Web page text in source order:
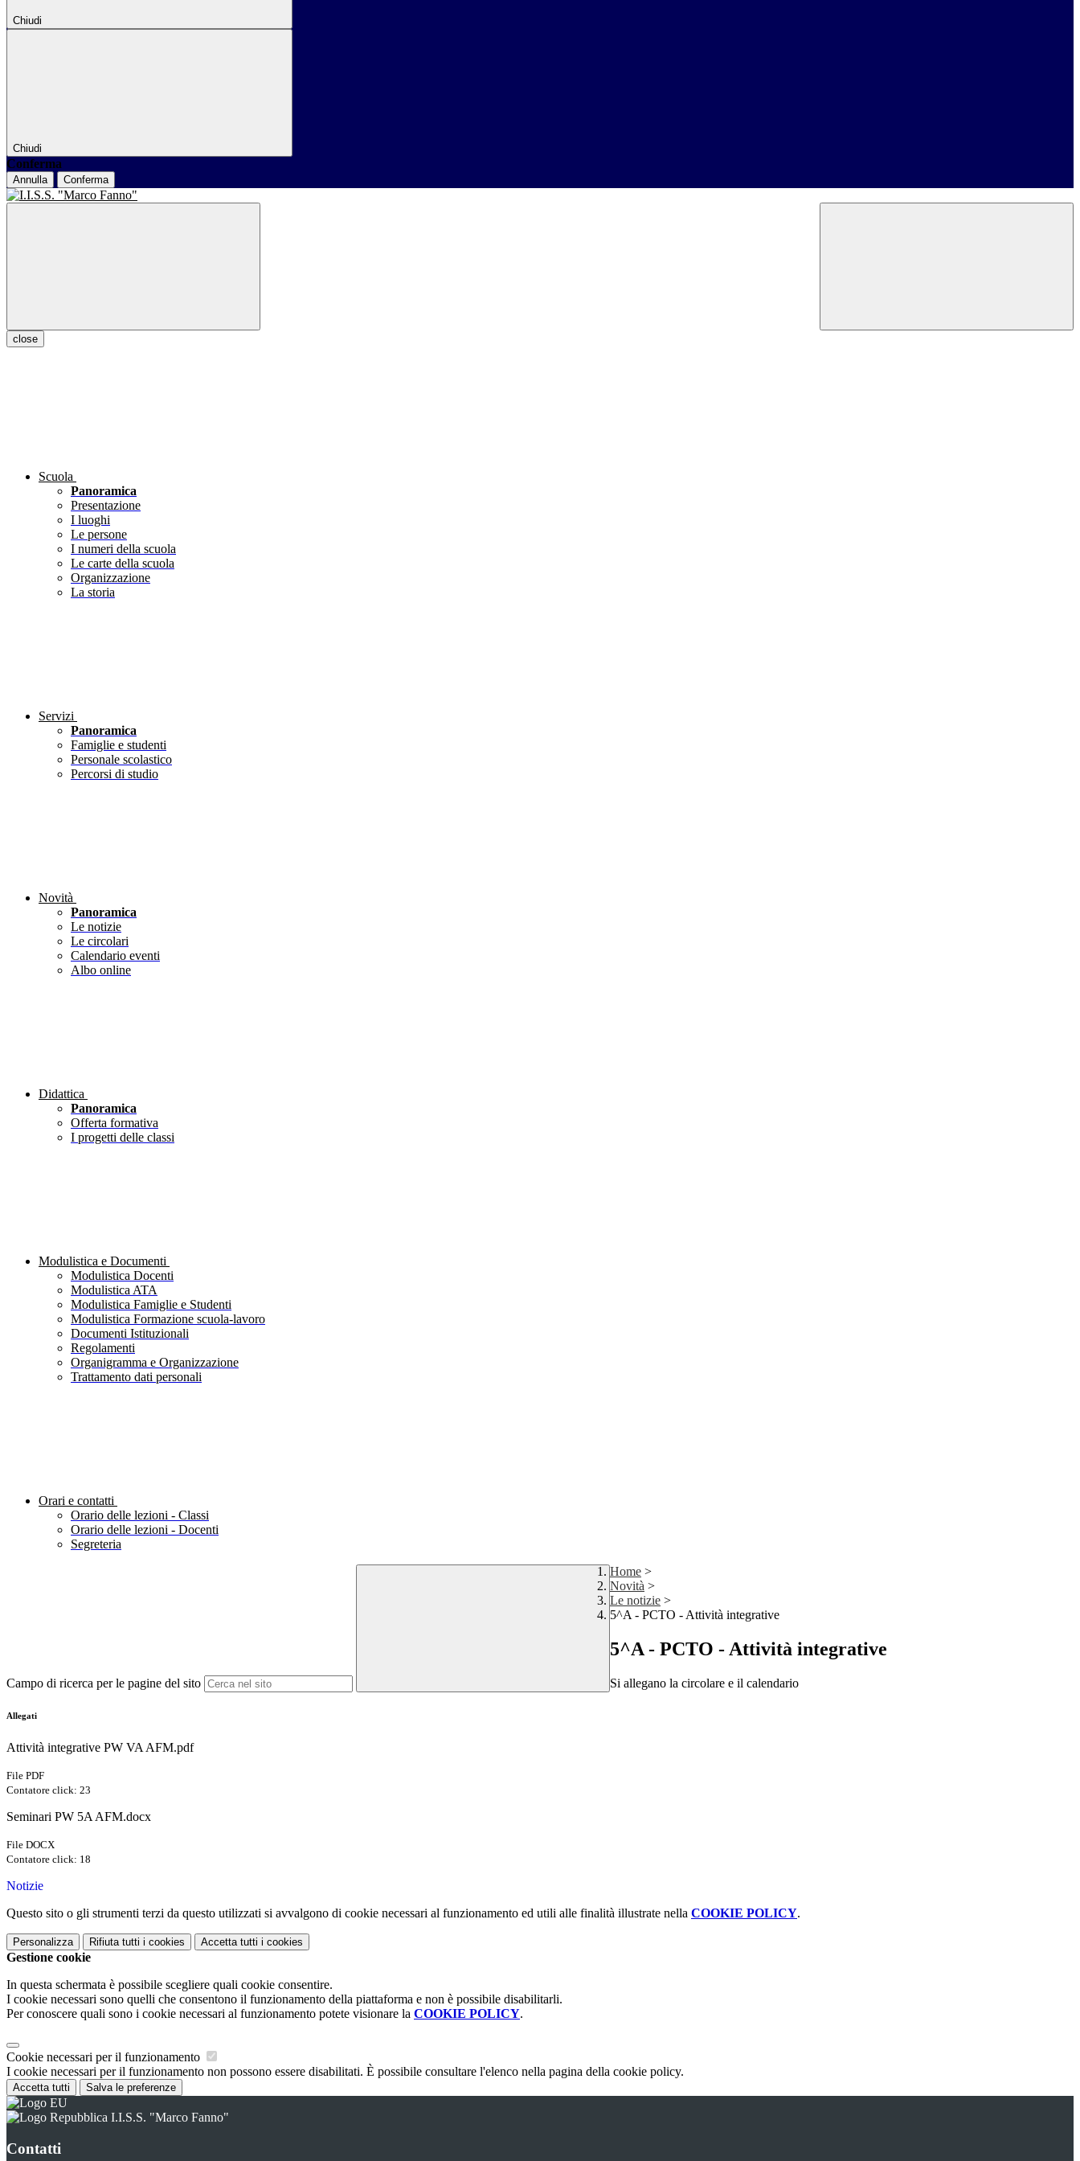
Chiudi
Chiudi
Conferma
Annulla Conferma
close
Scuola
Panoramica
Presentazione
I luoghi
Le persone
I numeri della scuola
Le carte della scuola
Organizzazione
La storia
Servizi
Panoramica
Famiglie e studenti
Personale scolastico
Percorsi di studio
Novità
Panoramica
Le notizie
Le circolari
Calendario eventi
Albo online
Didattica
Panoramica
Offerta formativa
I progetti delle classi
Modulistica e Documenti
Modulistica Docenti
Modulistica ATA
Modulistica Famiglie e Studenti
Modulistica Formazione scuola-lavoro
Documenti Istituzionali
Regolamenti
Organigramma e Organizzazione
Trattamento dati personali
Orari e contatti
Orario delle lezioni - Classi
Orario delle lezioni - Docenti
Segreteria
Campo di ricerca per le pagine del sito
Home >
Novità >
Le notizie >
5^A - PCTO - Attività integrative
5^A - PCTO - Attività integrative
Si allegano la circolare e il calendario
Allegati
Attività integrative PW VA AFM.pdf
File PDF
Contatore click: 23
Seminari PW 5A AFM.docx
File DOCX
Contatore click: 18
Notizie
Questo sito o gli strumenti terzi da questo utilizzati si avvalgono di cookie necessari al funzionamento ed utili alle finalità illustrate nella COOKIE POLICY.
Personalizza Rifiuta tutti i cookies Accetta tutti i cookies
Gestione cookie
In questa schermata è possibile scegliere quali cookie consentire.
I cookie necessari sono quelli che consentono il funzionamento della piattaforma e non è possibile disabilitarli.
Per conoscere quali sono i cookie necessari al funzionamento potete visionare la COOKIE POLICY.
Cookie necessari per il funzionamento
I cookie necessari per il funzionamento non possono essere disabilitati. È possibile consultare l'elenco nella pagina della cookie policy.
Accetta tutti Salva le preferenze
I.I.S.S. "Marco Fanno"
Contatti